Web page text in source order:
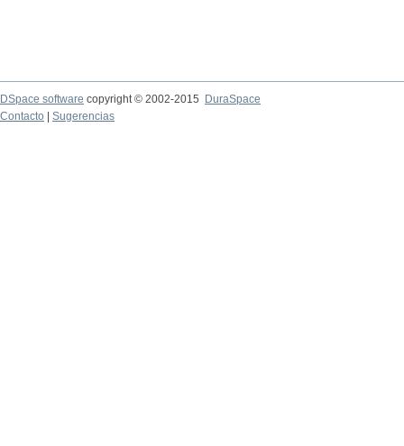
DSpace software copyright © 2002-2015
DuraSpace
Contacto
Sugerencias